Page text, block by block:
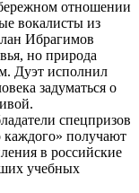
отношении
вокалисты из
Ибрагимов
но природа
Дуэт исполнил
задуматься о
спецпризов
каждого» получают
в российские
учебных